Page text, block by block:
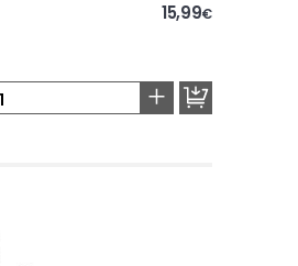
15,99€
+